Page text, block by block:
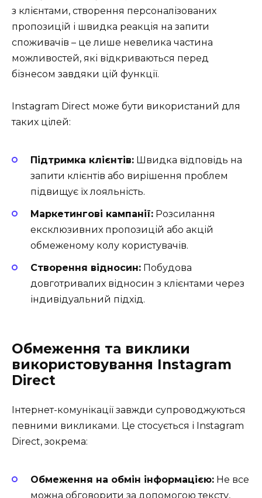
з клієнтами, створення персоналізованих
пропозицій і швидка реакція на запити
споживачів – це лише невелика частина
можливостей, які відкриваються перед
бізнесом завдяки цій функції.
Instagram Direct може бути використаний для
таких цілей:
Підтримка клієнтів: Швидка відповідь на
запити клієнтів або вирішення проблем
підвищує їх лояльність.
Маркетингові кампанії: Розсилання
ексклюзивних пропозицій або акцій
обмеженому колу користувачів.
Створення відносин: Побудова
довготривалих відносин з клієнтами через
індивідуальний підхід.
Обмеження та виклики
використовування Instagram
Direct
Інтернет-комунікації завжди супроводжуються
певними викликами. Це стосується і Instagram
Direct, зокрема:
Обмеження на обмін інформацією: Не все
можна обговорити за допомогою тексту,